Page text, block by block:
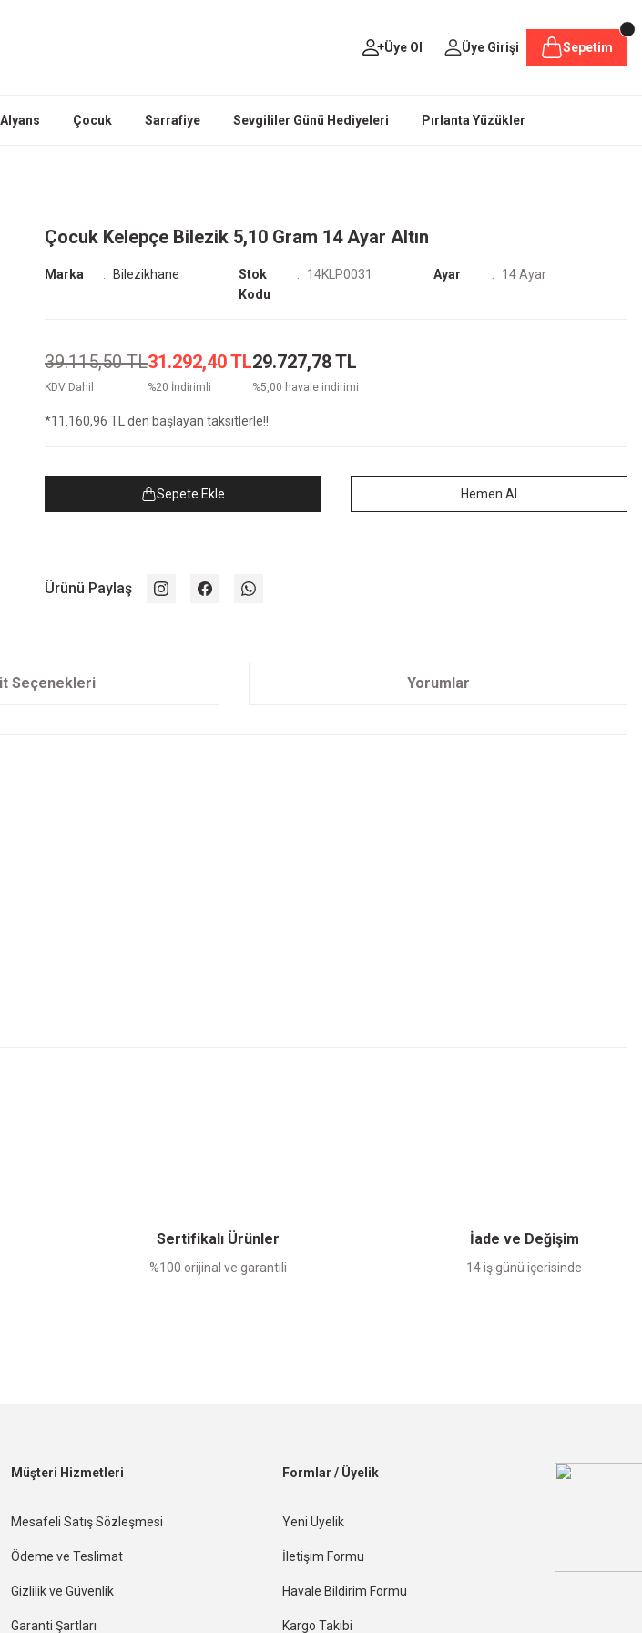
Üye Ol Üye Girişi Sepetim
Alyans Çocuk Sarrafiye Sevgililer Günü Hediyeleri Pırlanta Yüzükler
Çocuk Kelepçe Bilezik 5,10 Gram 14 Ayar Altın
Marka Bilezikhane
Stok
Kodu
14KLP0031 Ayar 14 Ayar
39.115,50 TL
KDV Dahil
31.292,40 TL
%20 İndirimli
29.727,78 TL
%5,00 havale indirimi
*11.160,96 TL den başlayan taksitlerle!!
Sepete Ekle Hemen Al
Ürünü Paylaş
Seçenekleri Yorumlar
Sertifikalı Ürünler
%100 orijinal ve garantili
İade ve Değişim
14 iş günü içerisinde
Müşteri Hizmetleri
Mesafeli Satış Sözleşmesi
Ödeme ve Teslimat
Gizlilik ve Güvenlik
Garanti Şartları
Formlar / Üyelik
Yeni Üyelik
İletişim Formu
Havale Bildirim Formu
Kargo Takibi